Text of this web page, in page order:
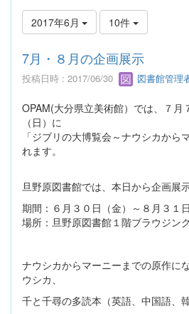
2017年6月 10件
7月・８月の企画展示
投稿日時 : 2017/06/30 図書館管理
OPAM(大分県立美術館）では、７月
（日）に
「ジブリの大博覧会～ナウシカから
れます。
旦野原図書館では、本日から企画展
期間：６月３０日（金）～８月３１日
場所：旦野原図書館１階ブラウジン
ナウシカからマーニーまでの原作に
ウシカ、
千と千尋の多読本（英語、中国語、